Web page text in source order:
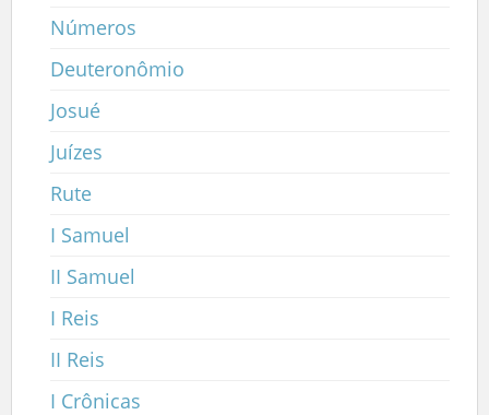
Números
Deuteronômio
Josué
Juízes
Rute
I Samuel
II Samuel
I Reis
II Reis
I Crônicas